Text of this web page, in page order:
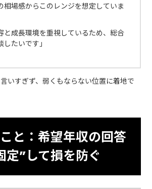
相場感からこのレンジを想定していま
と成長環境を重視しているため、総合
たいです」
いすぎず、弱くもならない位置に着地で
と：希望年収の回答
定”して損を防ぐ